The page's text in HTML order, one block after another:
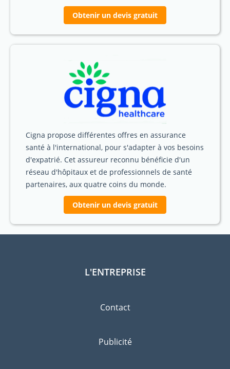
Obtenir un devis gratuit
Cigna propose différentes offres en assurance
santé à l'international, pour s'adapter à vos besoins
d'expatrié. Cet assureur reconnu bénéficie d'un
réseau d'hôpitaux et de professionnels de santé
partenaires, aux quatre coins du monde.
Obtenir un devis gratuit
L'ENTREPRISE
Contact
Publicité